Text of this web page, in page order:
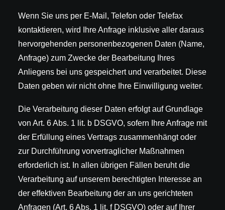
Wenn Sie uns per E-Mail, Telefon oder Telefax
kontaktieren, wird Ihre Anfrage inklusive aller daraus
hervorgehenden personenbezogenen Daten (Name,
Anfrage) zum Zwecke der Bearbeitung Ihres
Anliegens bei uns gespeichert und verarbeitet. Diese
Daten geben wir nicht ohne Ihre Einwilligung weiter.
Die Verarbeitung dieser Daten erfolgt auf Grundlage
von Art. 6 Abs. 1 lit. b DSGVO, sofern Ihre Anfrage mit
der Erfüllung eines Vertrags zusammenhängt oder
zur Durchführung vorvertraglicher Maßnahmen
erforderlich ist. In allen übrigen Fällen beruht die
Verarbeitung auf unserem berechtigten Interesse an
der effektiven Bearbeitung der an uns gerichteten
Anfragen (Art. 6 Abs. 1 lit. f DSGVO) oder auf Ihrer